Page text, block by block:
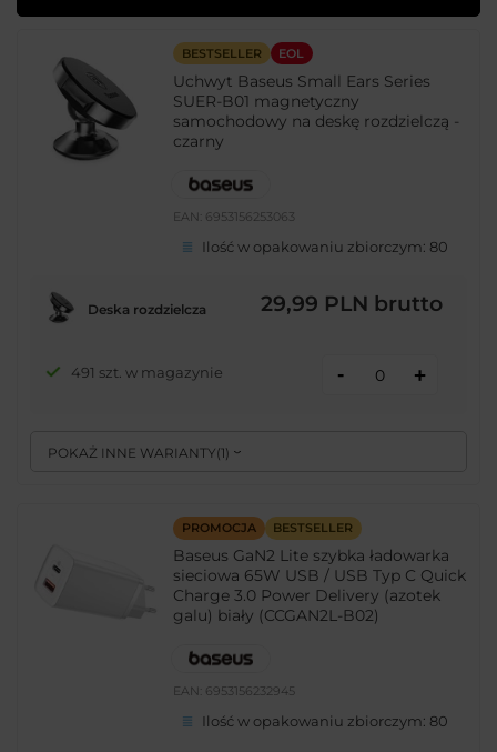
BESTSELLER EOL
Uchwyt Baseus Small Ears Series
SUER-B01 magnetyczny
samochodowy na deskę rozdzielczą -
czarny
EAN: 6953156253063
Ilość w opakowaniu zbiorczym: 80
POKAŻ INNE WARIANTY( 1)
Deska rozdzielcza 29,99 PLN brutto
491 szt. w magazynie - +
PROMOCJA BESTSELLER
Baseus GaN2 Lite szybka ładowarka
sieciowa 65W USB / USB Typ C Quick
Charge 3.0 Power Delivery (azotek
galu) biały (CCGAN2L-B02)
EAN: 6953156232945
Ilość w opakowaniu zbiorczym: 80